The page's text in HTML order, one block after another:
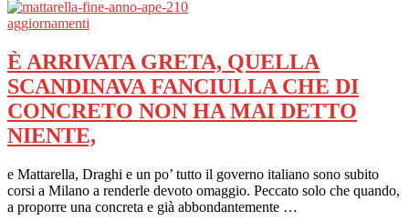
aggiornamenti
È ARRIVATA GRETA, QUELLA
SCANDINAVA FANCIULLA CHE DI
CONCRETO NON HA MAI DETTO
NIENTE,
e Mattarella, Draghi e un po’ tutto il governo italiano sono subito
corsi a Milano a renderle devoto omaggio. Peccato solo che quando,
a proporre una concreta e già abbondantemente …